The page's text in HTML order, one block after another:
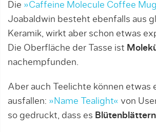
Die »Caffeine Molecule Coffee
Joabaldwin besteht ebenfalls aus
Keramik, wirkt aber schon etwas
Die Oberfläche der Tasse ist
nachempfunden.
Aber auch Teelichte können etwas
ausfallen: »Name Tealight« von
so gedruckt, dass es Blütenblättern